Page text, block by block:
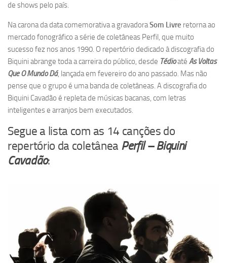
de shows pelo país.
Na carona da data comemorativa a gravadoraSom Livre retorna ao
mercado fonográfico a série de coletâneas Perfil, que muito
sucesso fez nos anos 1990. O repertório dedicado à discografia do
Biquini abrange toda a carreira do público, desde Tédioaté As Voltas
Que O Mundo Dá, lançada em fevereiro do ano passado. Mas não
pense que o grupo é uma banda de coletâneas. A discografia do
Biquini Cavadão é repleta de músicas bacanas, com letras
inteligentes e arranjos bem executados.
Segue a lista com as 14 canções do
repertório da coletânea Perfil – Biquini
Cavadão: